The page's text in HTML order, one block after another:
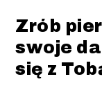
Zrób
swoje
się z